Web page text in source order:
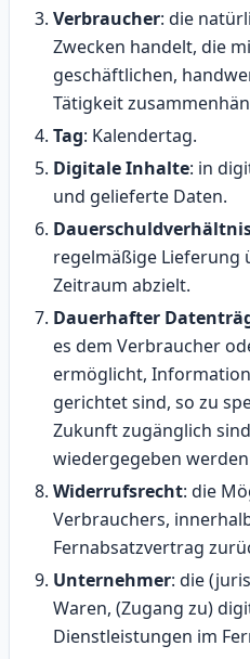
Verbraucher: die
Zwecken handelt, die
geschäftlichen,
Tätigkeit
Tag: Kalendertag.
Digitale Inhalte: in
und gelieferte Daten.
regelmäßige Lieferung
Zeitraum abzielt.
Dauerhafter
es dem Verbraucher
ermöglicht,
gerichtet sind, so zu
Zukunft zugänglich
wiedergegeben
Widerrufsrecht: die
Verbrauchers,
Fernabsatzvertrag
Unternehmer: die
Waren, (Zugang zu)
Dienstleistungen im